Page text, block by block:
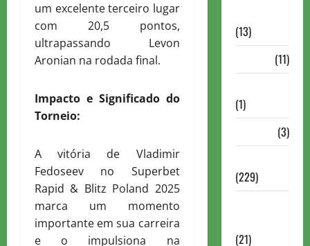
um excelente terceiro lugar
com 20,5 pontos,
ultrapassando Levon
Aronian na rodada final.
Impacto e Significado do
Torneio:
A vitória de Vladimir
Fedoseev no Superbet
Rapid & Blitz Poland 2025
marca um momento
importante em sua carreira
e o impulsiona na
(13)
(11)
(1)
(3)
(229)
(21)